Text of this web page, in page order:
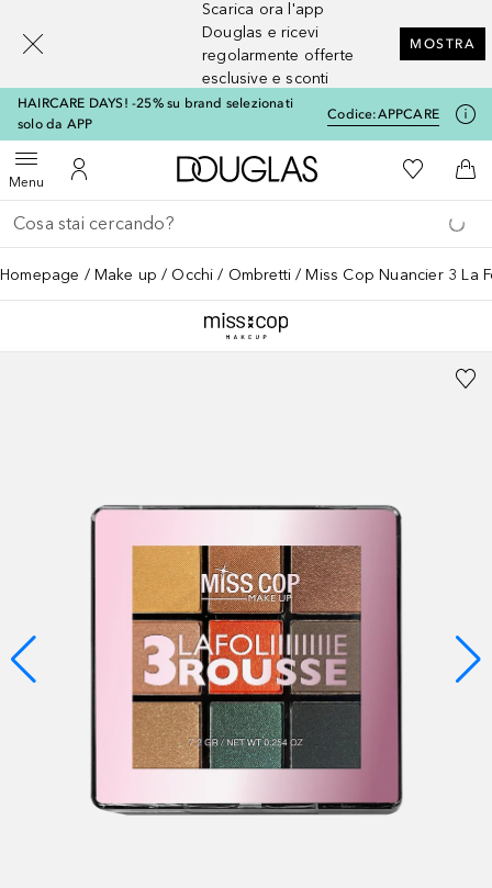
Scarica ora l'app
Douglas e ricevi
regolarmente offerte
esclusive e sconti
MOSTRA
HAIRCARE DAYS! -25% su brand selezionati
solo da APP
Codice:APPCARE
MenuApri menuAl Mio Account
A Douglas HomeAlla Mia
Al
Torna indietro
Esegui ricerca
Homepage Make up Occhi Ombretti Miss Cop Nuancier 3 La
[navigation.slideout.screenreader]